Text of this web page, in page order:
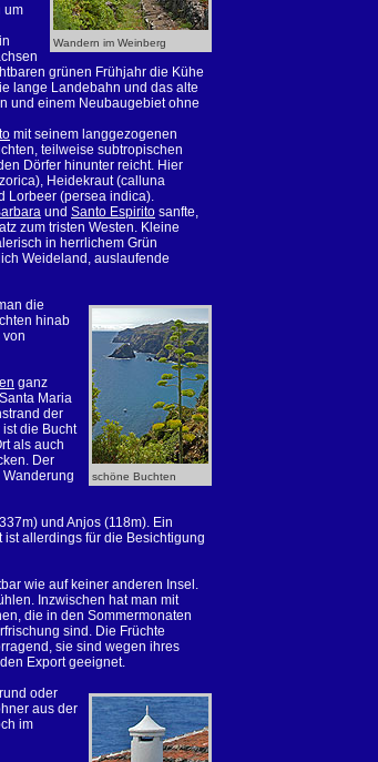
Wandern im Weinberg
um
grünen Frühjahr die Kühe
lange Landebahn und das alte
und einem Neubaugebiet ohne
mit seinem langgezogenen
teilweise subtropischen
Dörfer hinunter reicht. Hier
Heidekraut (calluna
Lorbeer (persea indica).
und Santo Espirito sanfte,
zum tristen Westen. Kleine
in herrlichem Grün
Weideland, auslaufende
schöne Buchten
die
hinab
von
ganz
Maria
der
die Bucht
als auch
Der
und Anjos (118m). Ein
ist allerdings für die Besichtigung
wie auf keiner anderen Insel.
Inzwischen hat man mit
die in den Sommermonaten
sind. Die Früchte
sie sind wegen ihres
Export geeignet.
oder
aus der
im